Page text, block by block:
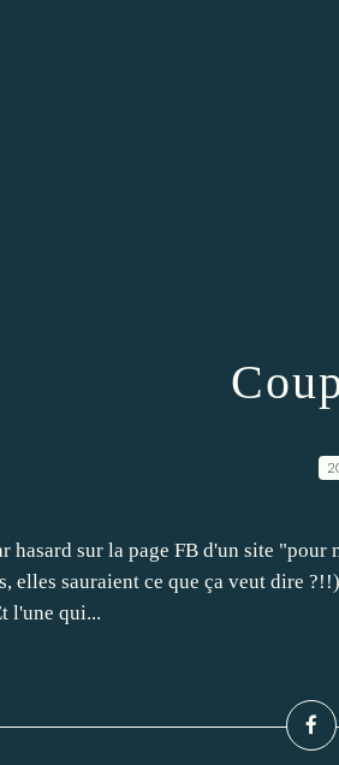
hasard sur la page FB d'un site
elles sauraient ce que ça veut dire
l'une qui...